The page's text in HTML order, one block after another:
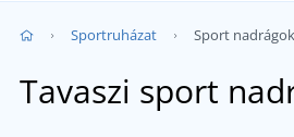
Sportruházat Sport nadrágok
Tavaszi sport